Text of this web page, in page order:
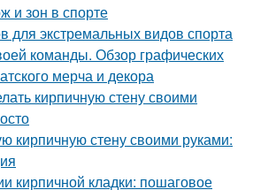
и зон в спорте
для экстремальных видов спорта
команды. Обзор графических
мерча и декора
кирпичную стену своими
кирпичную стену своими руками:
кирпичной кладки: пошаговое